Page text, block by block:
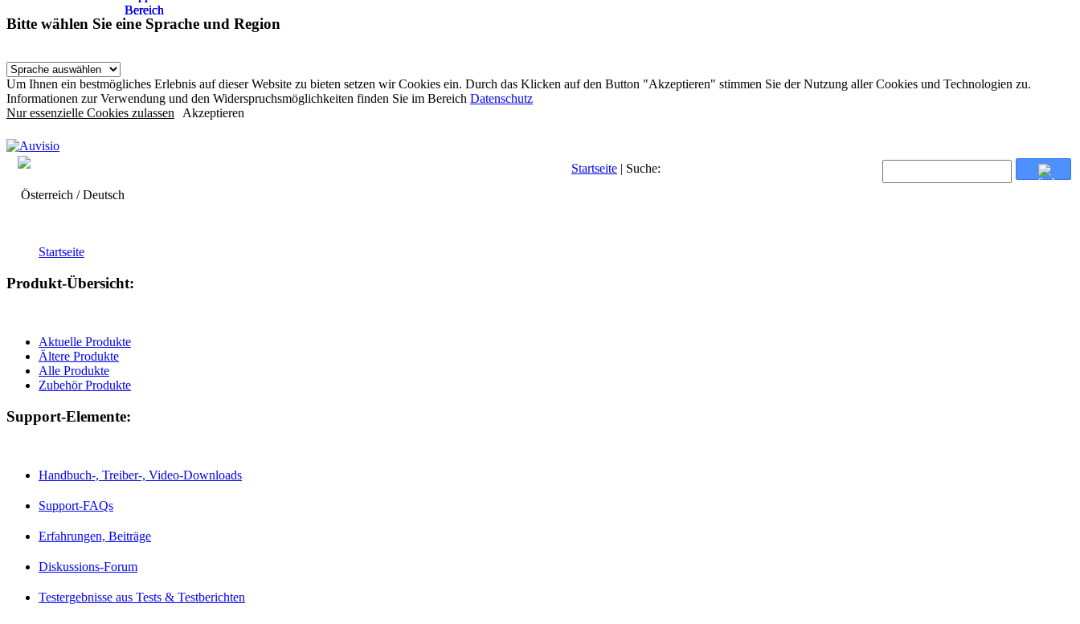
Bitte wählen Sie eine Sprache und Region
Um Ihnen ein bestmögliches Erlebnis auf dieser Website zu bieten setzen wir Cookies ein. Durch das Klicken auf den Button "Akzeptieren" stimmen Sie der Nutzung aller Cookies und Technologien zu.
Informationen zur Verwendung und den Widerspruchsmöglichkeiten finden Sie im Bereich Datenschutz
Nur essenzielle Cookies zulassen Akzeptieren
Österreich / Deutsch
Startseite | Suche:
Startseite
Produkt-Übersicht:
Aktuelle Produkte
Ältere Produkte
Alle Produkte
Zubehör Produkte
Support-Elemente:
Handbuch-, Treiber-, Video-Downloads
Support-FAQs
Erfahrungen, Beiträge
Diskussions-Forum
Testergebnisse aus Tests & Testberichten
Bereich
Bereich
Bereich